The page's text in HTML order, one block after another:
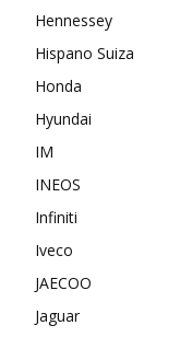
Hennessey
Hispano Suiza
Honda
Hyundai
IM
INEOS
Infiniti
Iveco
JAECOO
Jaguar